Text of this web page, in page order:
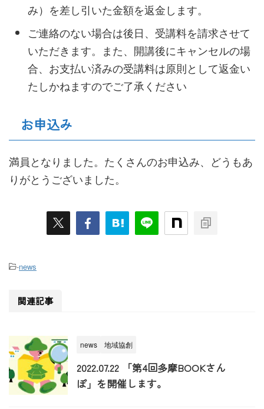
み）を差し引いた金額を返金します。
ご連絡のない場合は後日、受講料を請求させて
いただきます。また、開講後にキャンセルの場
合、お支払い済みの受講料は原則として返金い
たしかねますのでご了承ください
お申込み
満員となりました。たくさんのお申込み、どうもあ
りがとうございました。
-news
関連記事
news 地域協創
2022.07.22 「第4回多摩BOOKさん
ぽ」を開催します。